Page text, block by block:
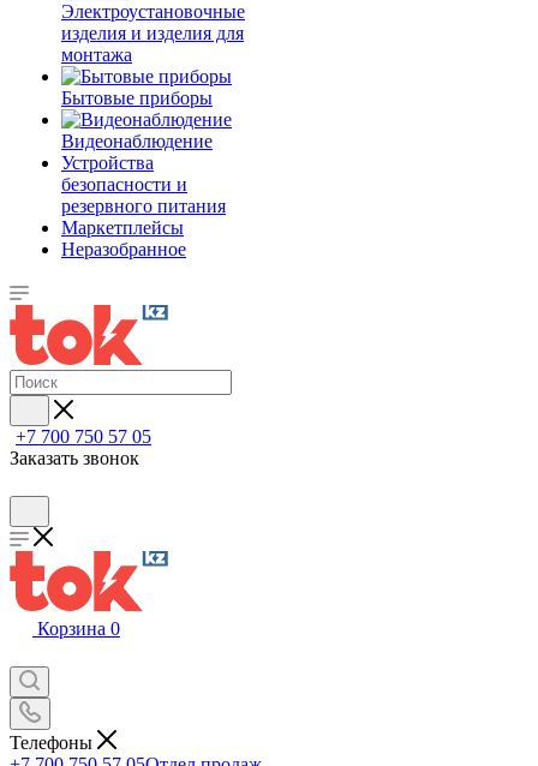
Электроустановочные
изделия и изделия для
монтажа
Бытовые приборы
Видеонаблюдение
Устройства
безопасности и
резервного питания
Маркетплейсы
Неразобранное
+7 700 750 57 05
Заказать звонок
Корзина 0
Телефоны